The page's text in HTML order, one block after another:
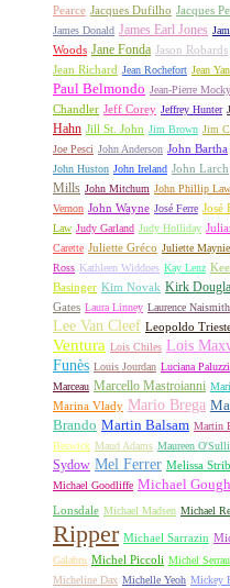
Pearce Jacques Dufilho Jacques
James Donald James Earl Jones
Woods Jane Fonda Jason Robards
Jean Richard Jean Rochefort Jean
Paul Belmondo Jean-Pierre Mocky
Chandler Jeff Corey Jeffrey Hunter
Hahn Jill St. John Jim Brown Jim
Joe Pesci John Anderson John Bartha
John Huston John Ireland John Larch
Mills John Mitchum John Phillip Law
Vernon John Wayne José Ferre José
Law Judy Garland Judy Holliday
Carette Juliette Gréco Juliette
Ross Kathleen Widdoes Kay Lenz
Basinger Kim Novak Kirk
Gates Laura Linney Laurence Naismith
Lee Van Cleef Leopoldo
Ventura Lois Chiles Lois
Funès Louis Jourdan Luciana Paluzzi
Marceau Marcello Mastroianni
Marina Vlady Mario Brega
Brando Martin Balsam Martin
Beswick Maud Adams Maureen
Sydow Mel Ferrer Melissa
Michael Goodliffe Michael Gough
Lonsdale Michael Madsen Michael
Ripper Michael Sarrazin
Galabru Michel Piccoli Michel
Micheline Dax Michelle Yeoh Mickey